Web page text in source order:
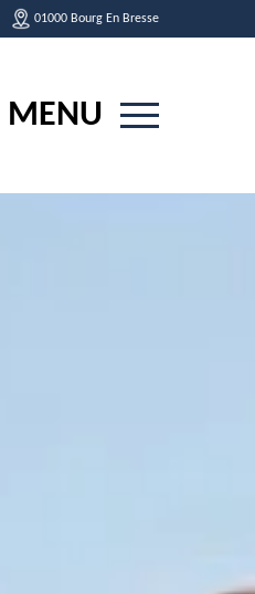
01000 Bourg En Bresse
MENU